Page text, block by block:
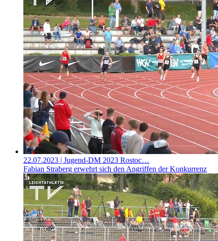
22.07.2023 | Jugend-DM 2023 Rostoc…
Fabian Straberg erwehrt sich den Angriffen der Konkurrenz